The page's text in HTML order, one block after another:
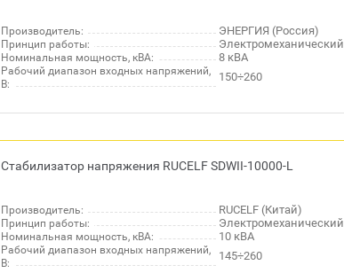
Производитель: ЭНЕРГИЯ (Россия)
Принцип работы: Электромеханический
Номинальная мощность, кВА: 8 кВА
Рабочий диапазон входных напряжений,
В:
150÷260
Стабилизатор напряжения RUCELF SDWII-10000-L
Производитель: RUCELF (Китай)
Принцип работы: Электромеханический
Номинальная мощность, кВА: 10 кВА
Рабочий диапазон входных напряжений,
В:
145÷260